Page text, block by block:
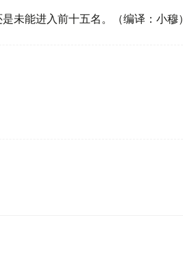
未能进入前十五名。（编译：小穆）